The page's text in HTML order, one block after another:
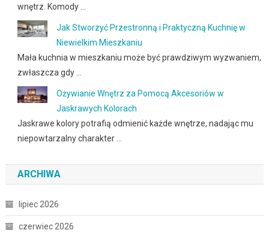
wnętrz. Komody …
Jak Stworzyć Przestronną i Praktyczną Kuchnię w
Niewielkim Mieszkaniu
Mała kuchnia w mieszkaniu może być prawdziwym wyzwaniem,
zwłaszcza gdy …
Ożywianie Wnętrz za Pomocą Akcesoriów w
Jaskrawych Kolorach
Jaskrawe kolory potrafią odmienić każde wnętrze, nadając mu
niepowtarzalny charakter …
ARCHIWA
lipiec 2026
czerwiec 2026